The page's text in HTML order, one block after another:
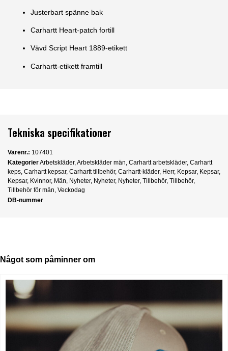
Justerbart spänne bak
Carhartt Heart-patch fortill
Vävd Script Heart 1889-etikett
Carhartt-etikett framtill
Tekniska specifikationer
Varenr.: 107401
KategorierArbetskläder,Arbetskläder män, Carhartt arbetskläder, Carhartt
keps, Carhartt kepsar, Carhartt tillbehör, Carhartt-kläder, Herr, Kepsar, Kepsar,
Kepsar, Kvinnor, Män, Nyheter, Nyheter, Nyheter, Tillbehör, Tillbehör,
Tillbehör för män, Veckodag
DB-nummer
Något som påminner om